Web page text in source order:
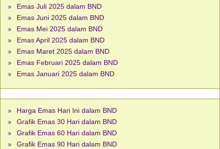
Emas Juli 2025 dalam BND
Emas Juni 2025 dalam BND
Emas Mei 2025 dalam BND
Emas April 2025 dalam BND
Emas Maret 2025 dalam BND
Emas Februari 2025 dalam BND
Emas Januari 2025 dalam BND
Harga Emas Hari Ini dalam BND
Grafik Emas 30 Hari dalam BND
Grafik Emas 60 Hari dalam BND
Grafik Emas 90 Hari dalam BND